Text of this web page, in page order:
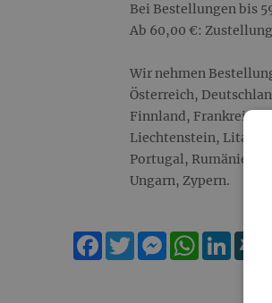
Bei Bestellungen bis
Ab 60,00 €:
Wir nehmen
Österreich,
Finnland, Frankreich,
Liechtenstein,
Portugal, Rumänien,
Ungarn, Zypern.
Facebook
TwitterMessenger
WhatsApp